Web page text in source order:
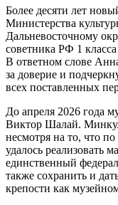
Более десяти лет
Министерства
Дальневосточному
советника РФ 1
В ответном слове
за доверие и
всех поставленных
До апреля 2026 года
Виктор Шалай.
несмотря на то, что
удалось реализовать
единственный
также сохранить и
крепости как